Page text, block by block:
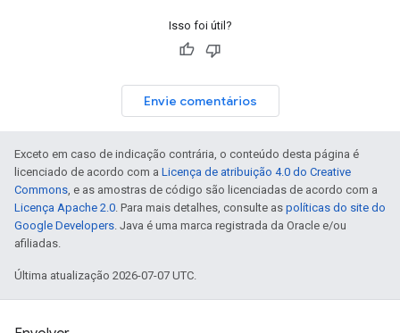
Isso foi útil?
Envie comentários
Exceto em caso de indicação contrária, o conteúdo desta página é
licenciado de acordo com a Licença de atribuição 4.0 do Creative
Commons , e as amostras de código são licenciadas de acordo com a
Licença Apache 2.0 . Para mais detalhes, consulte as políticas do site do
Google Developers . Java é uma marca registrada da Oracle e/ou
afiliadas.
Última atualização 2026-07-07 UTC.